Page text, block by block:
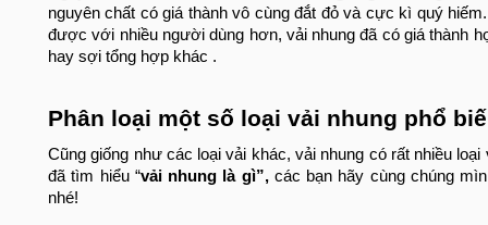
nguyên chất có giá thành vô cùng đắt đỏ và cực kì quý
được với nhiều người dùng hơn, vải nhung đã có giá
hay sợi tổng hợp khác .
Phân loại một số loại vải nhung phổ
Cũng giống như các loại vải khác, vải nhung có rất nhiều
đã tìm hiểu “vải nhung là gì”,các bạn hãy cùng chúng
nhé!